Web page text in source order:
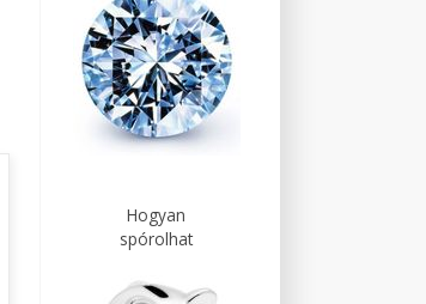
Hogyan
spórolhat